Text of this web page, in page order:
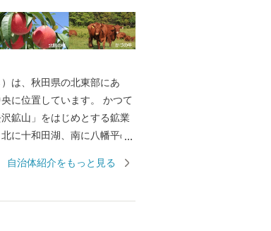
は、秋田県の北東部にあ
に位置しています。 かつて
鉱山」をはじめとする鉱業
に十和田湖、南に八幡平の
も多く、固有の文化を育ん
自治体紹介をもっと見る